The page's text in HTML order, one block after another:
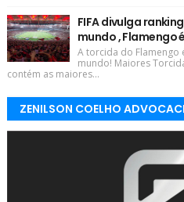
FIFA divulga
mundo , Flamengo
A torcida do Flamengo
mundo! Maiores
contém as maiores...
ZENILSON COELHO